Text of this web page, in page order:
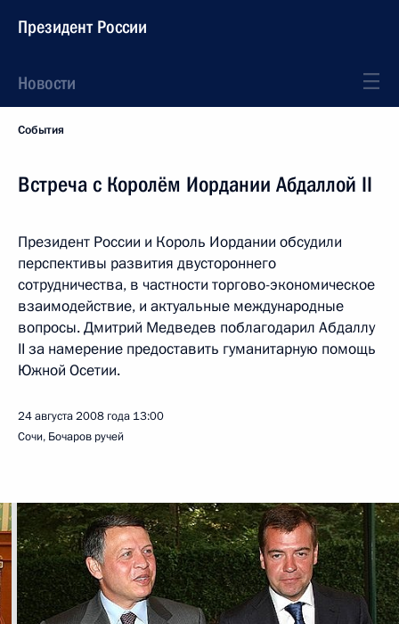
Президент России
Новости
События
Встреча с Королём Иордании Абдаллой II
Президент России и Король Иордании обсудили
перспективы развития двустороннего
сотрудничества, в частности торгово-экономическое
взаимодействие, и актуальные международные
вопросы. Дмитрий Медведев поблагодарил Абдаллу
II за намерение предоставить гуманитарную помощь
Южной Осетии.
24 августа 2008 года 13:00
Сочи, Бочаров ручей